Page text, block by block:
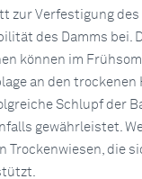
zur Verfestigung
des Damms bei.
können im
an den trockenen
Schlupf der
gewährleistet.
Trockenwiesen, die